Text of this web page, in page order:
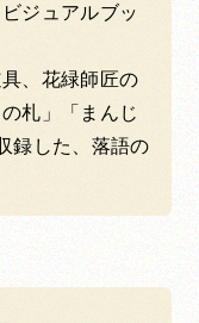
ジュアルブッ
、花緑師匠の
札」「まんじ
録した、落語の